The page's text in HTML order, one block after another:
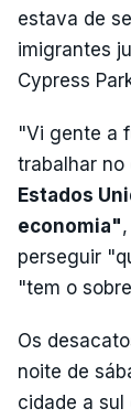
estava de
imigrantes
Cypress
"Vi gente a
trabalhar no
Estados
economia"
perseguir
"tem o
Os
noite de
cidade a sul